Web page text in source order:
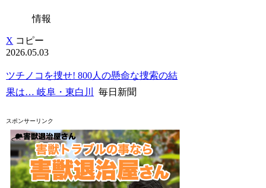
情報
X コピー
2026.05.03
ツチノコを捜せ! 800人の懸命な捜索の結
果は… 岐阜・東白川
毎日新聞
スポンサーリンク